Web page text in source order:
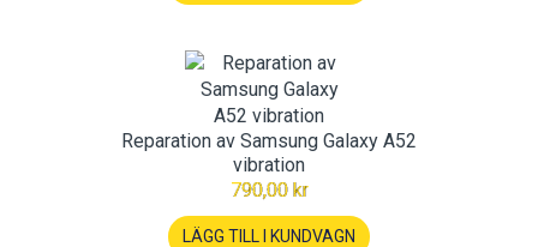
Reparation av Samsung Galaxy A52
vibration
790,00 kr
LÄGG TILL I KUNDVAGN